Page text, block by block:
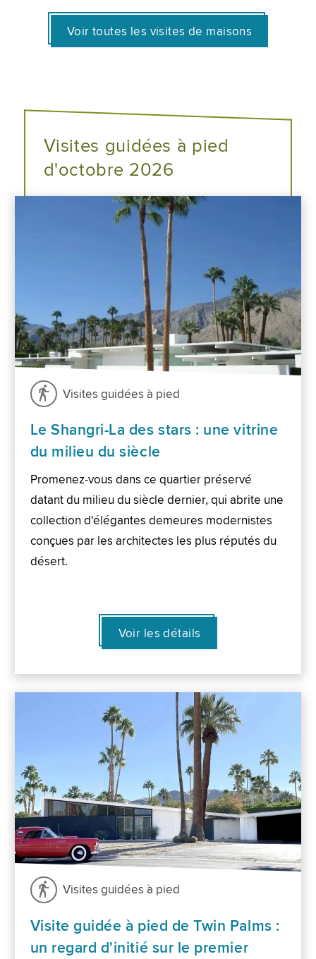
Voir toutes les visites de maisons
Visites guidées à pied
d'octobre 2026
Visites guidées à pied
Le Shangri-La des stars : une vitrine
du milieu du siècle
Promenez-vous dans ce quartier préservé
datant du milieu du siècle dernier, qui abrite une
collection d'élégantes demeures modernistes
conçues par les architectes les plus réputés du
désert.
Voir les détails
Visites guidées à pied
Visite guidée à pied de Twin Palms :
un regard d'initié sur le premier